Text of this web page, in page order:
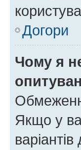
Догори
Чому я
Якщо у